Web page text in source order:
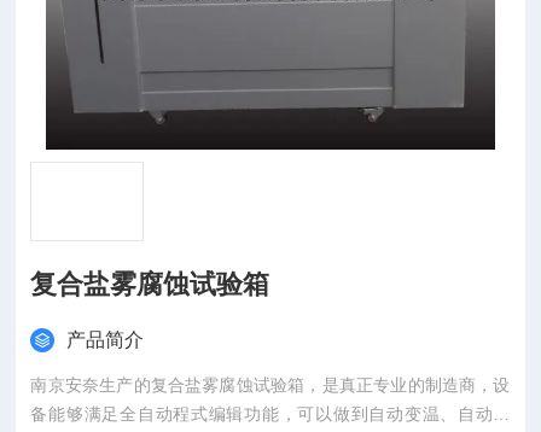
复合盐雾腐蚀试验箱
产品简介
南京安奈生产的复合盐雾腐蚀试验箱，是真正专业的制造商，设
备能够满足全自动程式编辑功能，可以做到自动变温、自动补